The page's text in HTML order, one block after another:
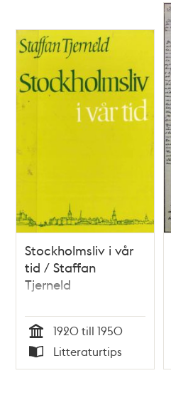
Stockholmsliv i vår
tid / Staffan
Tjerneld
Tid
1920 till 1950
Typ
Litteraturtips